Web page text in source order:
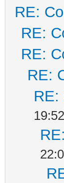
RE:
RE:
RE:
RE:
RE: